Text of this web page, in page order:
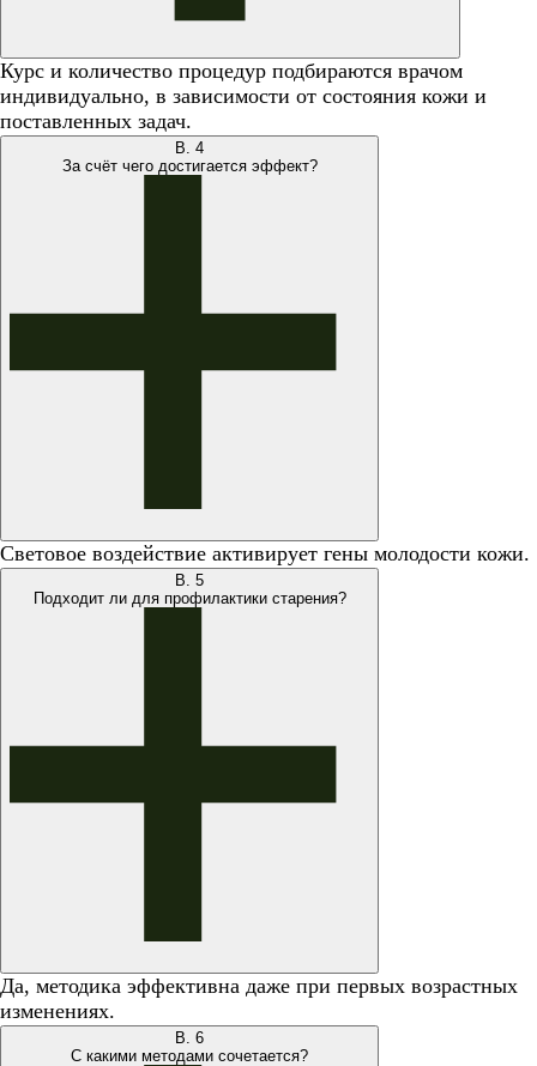
Курс и количество процедур подбираются врачом
индивидуально, в зависимости от состояния кожи и
поставленных задач.
В. 4
За счёт чего достигается эффект?
Световое воздействие активирует гены молодости кожи.
В. 5
Подходит ли для профилактики старения?
Да, методика эффективна даже при первых возрастных
изменениях.
В. 6
С какими методами сочетается?